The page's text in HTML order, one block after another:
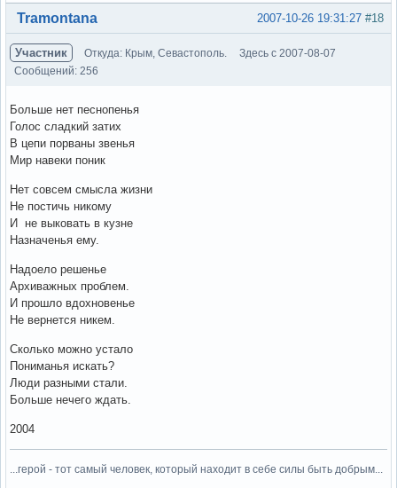
Вне форума #18
2007-10-26 19:31:27
Tramontana
Участник Откуда: Крым, Севастополь.
Здесь с 2007-08-07
Сообщений: 256
Больше нет песнопенья
Голос сладкий затих
В цепи порваны звенья
Мир навеки поник
Нет совсем смысла жизни
Не постичь никому
И не выковать в кузне
Назначенья ему.
Надоело решенье
Архиважных проблем.
И прошло вдохновенье
Не вернется никем.
Сколько можно устало
Пониманья искать?
Люди разными стали.
Больше нечего ждать.
2004
...герой - тот самый человек, который находит в себе силы быть добрым...